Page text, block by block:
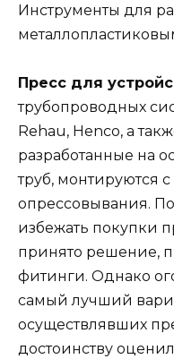
Инструменты для
Пресс для
трубопроводных
Rehau, Henco, а
разработанные на
труб, монтируются
опрессовывания.
избежать покупки
принято решение,
фитинги. Однако
самый лучший
осуществлявших
достоинству